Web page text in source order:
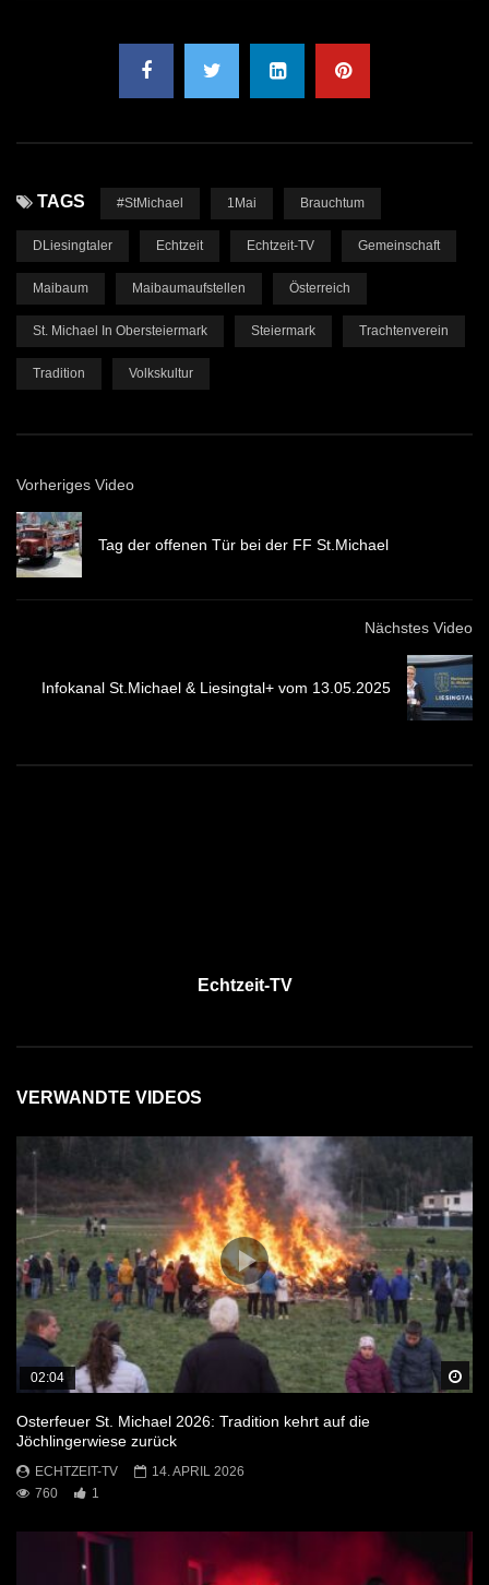
TAGS #StMichael 1Mai Brauchtum
DLiesingtaler Echtzeit Echtzeit-TV Gemeinschaft
Maibaum Maibaumaufstellen Österreich
St. Michael In Obersteiermark Steiermark Trachtenverein
Tradition Volkskultur
Vorheriges Video
Tag der offenen Tür bei der FF St.Michael
Nächstes Video
Infokanal St.Michael & Liesingtal+ vom 13.05.2025
Echtzeit-TV
VERWANDTE VIDEOS
02:04
Osterfeuer St. Michael 2026: Tradition kehrt auf die
Jöchlingerwiese zurück
ECHTZEIT-TV
14. APRIL 2026
760
1